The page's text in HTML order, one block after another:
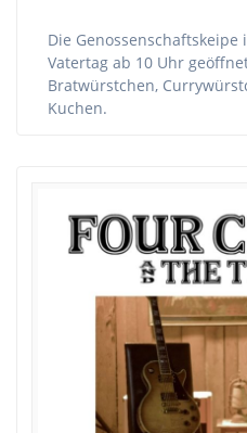
Die
Vatertag ab 10 Uhr
Bratwürstchen,
Kuchen.